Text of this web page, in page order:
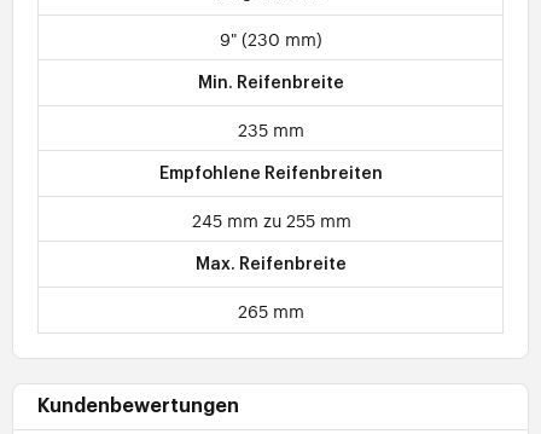
9" (230 mm)
Min. Reifenbreite
235 mm
Empfohlene Reifenbreiten
245 mm zu 255 mm
Max. Reifenbreite
265 mm
Kundenbewertungen